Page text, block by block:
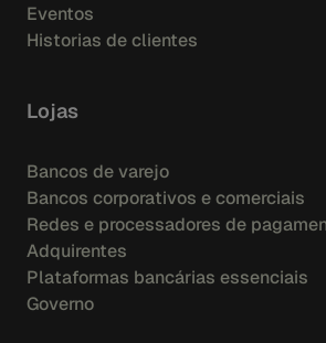
Eventos
Historias de clientes
Lojas
Bancos de varejo
Bancos corporativos e comerciais
Redes e processadores de
Adquirentes
Plataformas bancárias essenciais
Governo